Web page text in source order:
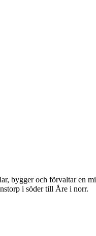
bygger och förvaltar en
i söder till Åre i norr.